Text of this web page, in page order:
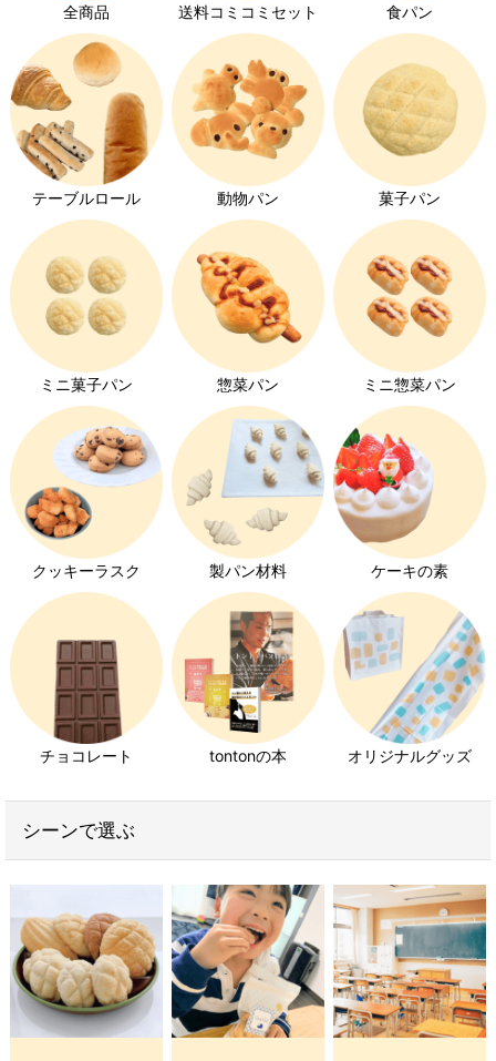
全商品 送料コミコミセット 食パン
テーブルロール 動物パン 菓子パン
ミニ菓子パン 惣菜パン ミニ惣菜パン
クッキーラスク 製パン材料 ケーキの素
チョコレート tontonの本 オリジナルグッズ
シーンで選ぶ